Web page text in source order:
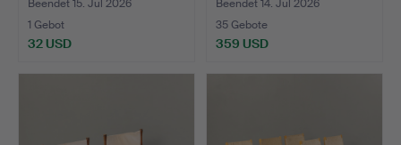
Beendet 15. Jul 2026
1 Gebot
32 USD
Beendet 14. Jul 2026
35 Gebote
359 USD